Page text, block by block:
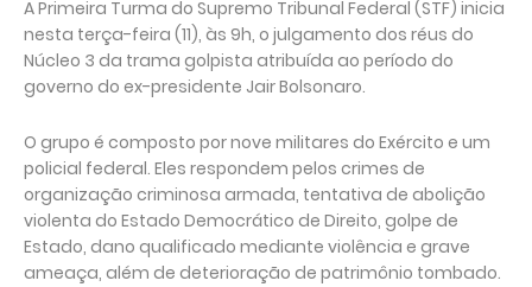
A Primeira Turma do Supremo Tribunal Federal (STF) inicia
nesta terça-feira (11), às 9h, o julgamento dos réus do
Núcleo 3 da trama golpista atribuída ao período do
governo do ex-presidente Jair Bolsonaro.
O grupo é composto por nove militares do Exército e um
policial federal. Eles respondem pelos crimes de
organização criminosa armada, tentativa de abolição
violenta do Estado Democrático de Direito, golpe de
Estado, dano qualificado mediante violência e grave
ameaça, além de deterioração de patrimônio tombado.